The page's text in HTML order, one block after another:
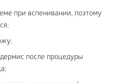
при вспенивании, поэтому
после процедуры